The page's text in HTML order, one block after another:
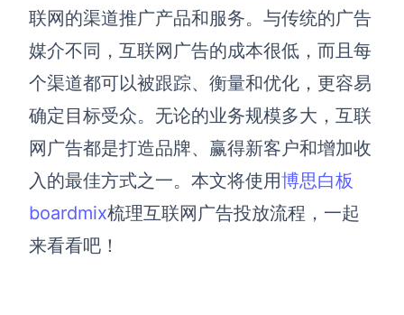
博思设计
一体化产品设计工具
博思AIPPT
AI生成PPT，支持在线编辑
资源与下载
向团队介绍
博思白板boardmix
联网的渠道推广产品和服务。与传统的广告
媒介不同， 互联网广告的成本很低，而且每
个渠道都可以被跟踪、衡量和优化，更容易
确定目标受众。无论的业务规模多大， 互联
网广告都是打造品牌、赢得新客户和增加收
入的最佳方式之一。 本文将使用博思白板
boardmix梳理互联网广告投放流程，一起
来看看吧！